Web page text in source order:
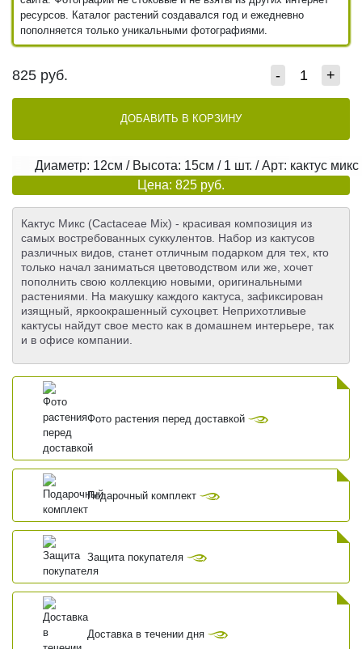
ресурсов. Каталог растений создавался год и ежедневно
пополняется только уникальными фотографиями.
825 руб. - +
ДОБАВИТЬ В КОРЗИНУ
Диаметр: 12см / Высота: 15см / 1 шт. / Арт: кактус микс
Цена: 825 руб.
Кактус Микс (Cactaceae Mix) - красивая композиция из
самых востребованных суккулентов. Набор из кактусов
различных видов, станет отличным подарком для тех, кто
только начал заниматься цветоводством или же, хочет
пополнить свою коллекцию новыми, оригинальными
растениями. На макушку каждого кактуса, зафиксирован
изящный, яркоокрашенный сухоцвет. Неприхотливые
кактусы найдут свое место как в домашнем интерьере, так
и в офисе компании.
Фото растения перед доставкой
Подарочный комплект
Защита покупателя
Доставка в течении дня